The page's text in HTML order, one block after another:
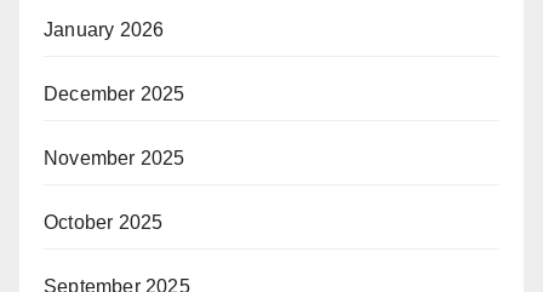
January 2026
December 2025
November 2025
October 2025
September 2025